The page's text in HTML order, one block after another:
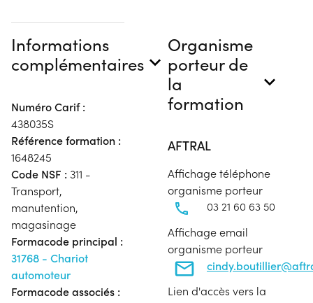
Informations
complémentaires
Numéro Carif :
438035S
Référence formation :
1648245
Code NSF : 311 -
Transport,
manutention,
magasinage
Formacode principal :
31768 - Chariot
automoteur
Formacode associés :
Organisme
porteur de
la
formation
AFTRAL
Affichage téléphone
organisme porteur
03 21 60 63 50
Affichage email
organisme porteur
Lien d'accès vers la